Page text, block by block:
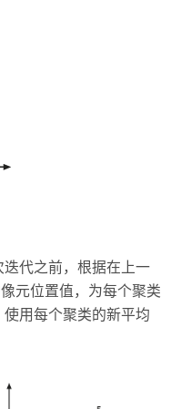
代之前，根据在上一
元位置值，为每个聚类
用每个聚类的新平均